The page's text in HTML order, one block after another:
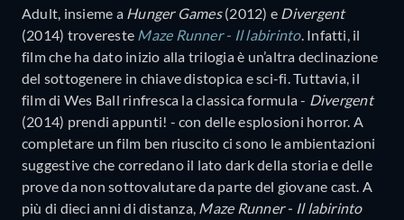
Adult, insieme a Hunger Games(2012) e Divergent
(2014) trovereste Maze Runner - Il labirinto. Infatti, il
film che ha dato inizio alla trilogia è un’altra declinazione
del sottogenere in chiave distopica e sci-fi. Tuttavia, il
film di Wes Ball rinfresca la classica formula - Divergent
(2014) prendi appunti! - con delle esplosioni horror. A
completare un film ben riuscito ci sono le ambientazioni
suggestive che corredano il lato dark della storia e delle
prove da non sottovalutare da parte del giovane cast. A
più di dieci anni di distanza, Maze Runner - Il labirinto